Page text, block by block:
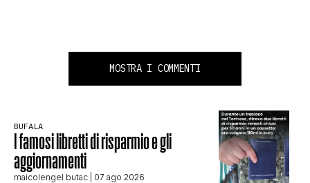
MOSTRA I COMMENTI
BUFALA
I famosi libretti di risparmio e gli
aggiornamenti
maicolengel butac | 07 ago 2026